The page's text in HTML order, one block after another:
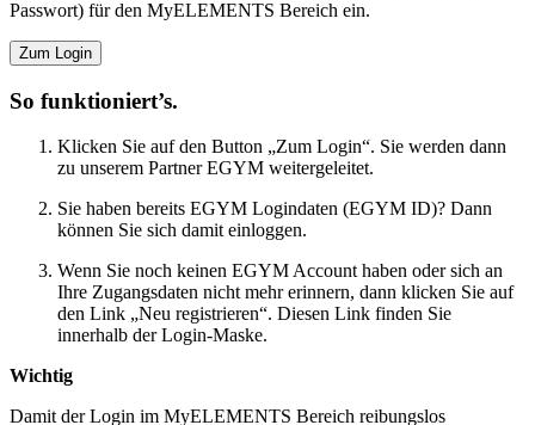
Passwort) für den MyELEMENTS Bereich ein.
Zum Login
So funktioniert’s.
Klicken Sie auf den Button „Zum Login“. Sie werden dann
zu unserem Partner EGYM weitergeleitet.
Sie haben bereits EGYM Logindaten (EGYM ID)? Dann
können Sie sich damit einloggen.
Wenn Sie noch keinen EGYM Account haben oder sich an
Ihre Zugangsdaten nicht mehr erinnern, dann klicken Sie auf
den Link „Neu registrieren“. Diesen Link finden Sie
innerhalb der Login-Maske.
Wichtig
Damit der Login im MyELEMENTS Bereich reibungslos